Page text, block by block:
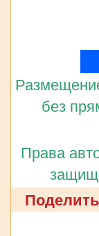
без
Права